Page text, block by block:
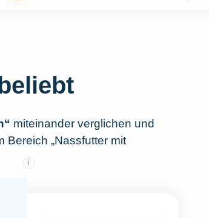
miteinander verglichen und
Bereich „Nassfutter mit
i